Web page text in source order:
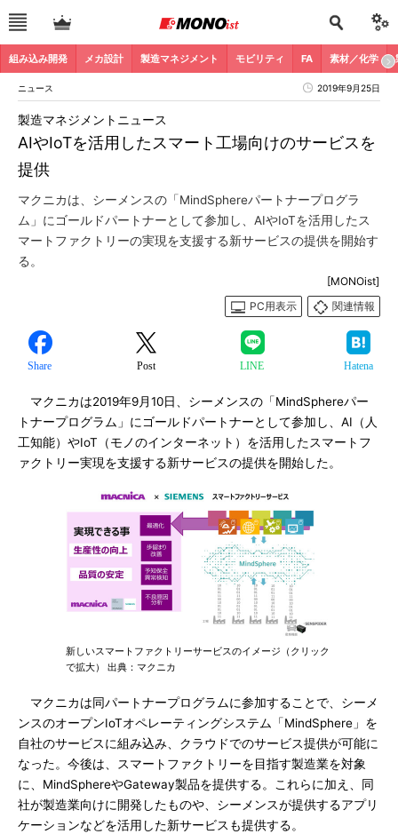
組み込み開発 メカ設計 製造マネジメント モビリティ FA 素材／化学
ニュース 2019年9月25日
AIやIoTを活用したスマート工場向けのサービスを
提供
製造マネジメントニュース
マクニカは、シーメンスの「MindSphereパートナープログラ
ム」にゴールドパートナーとして参加し、AIやIoTを活用したス
マートファクトリーの実現を支援する新サービスの提供を開始す
る。
[MONOist]
PC用表示
関連情報
Share Post LINE Hatena
マクニカは2019年9月10日、シーメンスの「MindSphereパー
トナープログラム」にゴールドパートナーとして参加し、AI（人
工知能）やIoT（モノのインターネット）を活用したスマートフ
ァクトリー実現を支援する新サービスの提供を開始した。
新しいスマートファクトリーサービスのイメージ（クリック
で拡大） 出典：マクニカ
マクニカは同パートナープログラムに参加することで、シーメ
ンスのオープンIoTオペレーティングシステム「MindSphere」を
自社のサービスに組み込み、クラウドでのサービス提供が可能に
なった。今後は、スマートファクトリーを目指す製造業を対象
に、MindSphereやGateway製品を提供する。これらに加え、同
社が製造業向けに開発したものや、シーメンスが提供するアプリ
ケーションなどを活用した新サービスも提供する。